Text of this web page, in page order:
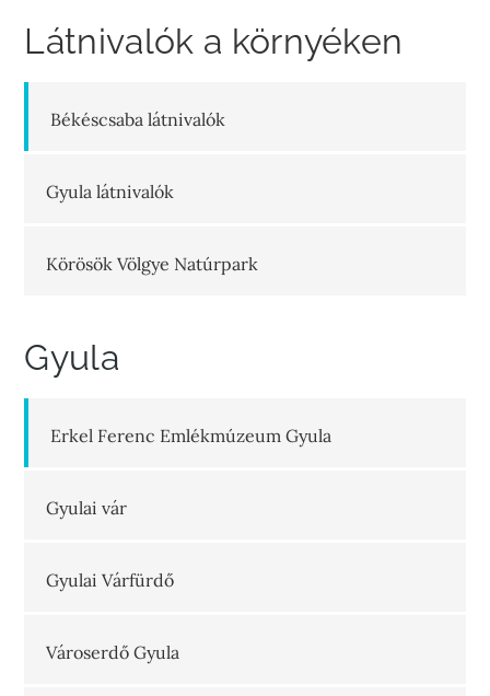
Látnivalók a környéken
Békéscsaba látnivalók
Gyula látnivalók
Körösök Völgye Natúrpark
Gyula
Erkel Ferenc Emlékmúzeum Gyula
Gyulai vár
Gyulai Várfürdő
Városerdő Gyula